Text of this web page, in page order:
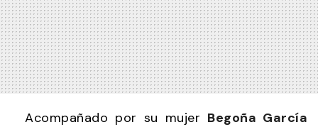
Acompañado por su mujer Begoña García